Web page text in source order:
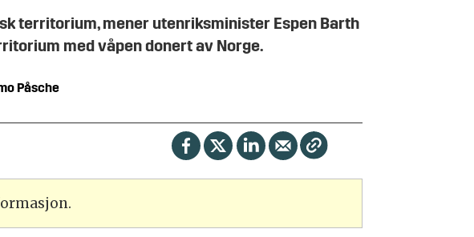
territorium, mener utenriksminister Espen Barth
med våpen donert av Norge.
Påsche